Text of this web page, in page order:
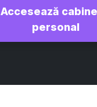
Accesează
personal